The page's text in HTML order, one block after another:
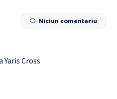
Niciun comentariu